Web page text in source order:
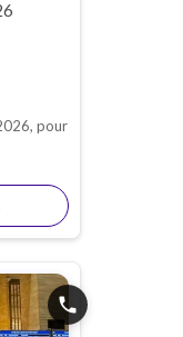
pour
phone